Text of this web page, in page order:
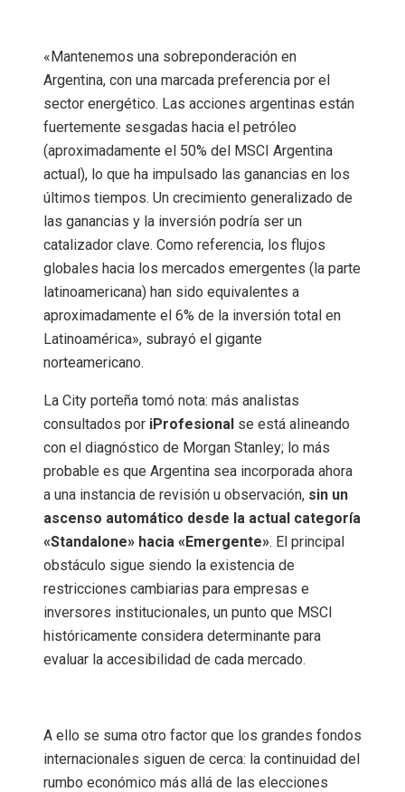
«Mantenemos una sobreponderación en
Argentina, con una marcada preferencia por el
sector energético. Las acciones argentinas están
fuertemente sesgadas hacia el petróleo
(aproximadamente el 50% del MSCI Argentina
actual), lo que ha impulsado las ganancias en los
últimos tiempos. Un crecimiento generalizado de
las ganancias y la inversión podría ser un
catalizador clave. Como referencia, los flujos
globales hacia los mercados emergentes (la parte
latinoamericana) han sido equivalentes a
aproximadamente el 6% de la inversión total en
Latinoamérica», subrayó el gigante
norteamericano.
La City porteña tomó nota: más analistas
consultados por iProfesional se está alineando
con el diagnóstico de Morgan Stanley; lo más
probable es que Argentina sea incorporada ahora
a una instancia de revisión u observación, sin un
ascenso automático desde la actual categoría
«Standalone» hacia «Emergente». El principal
obstáculo sigue siendo la existencia de
restricciones cambiarias para empresas e
inversores institucionales, un punto que MSCI
históricamente considera determinante para
evaluar la accesibilidad de cada mercado.
A ello se suma otro factor que los grandes fondos
internacionales siguen de cerca: la continuidad del
rumbo económico más allá de las elecciones